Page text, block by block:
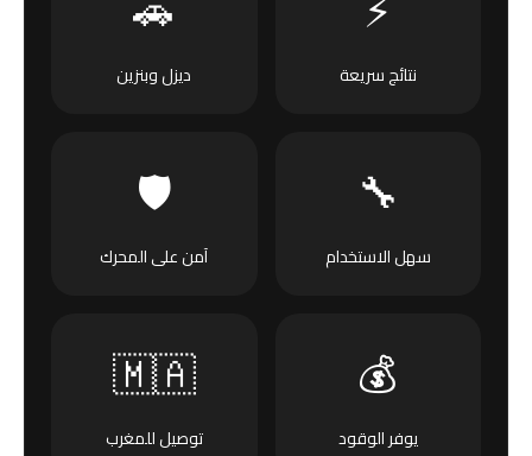
نتائج سريعة ديزل وبنزين
🔧
سهل الاستخدام
🛡️
آمن على المحرك
💰
يوفر الوقود
🇲🇦
توصيل للمغرب